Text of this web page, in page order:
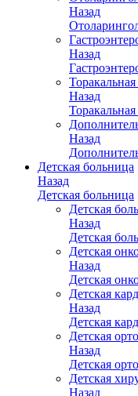
Назад
Назад
Назад
Назад
Детская больница
Назад
Детская больница
Детская
Назад
Детская
Детская
Назад
Детская
Детская
Назад
Детская
Детская
Назад
Детская
Детская
Назад